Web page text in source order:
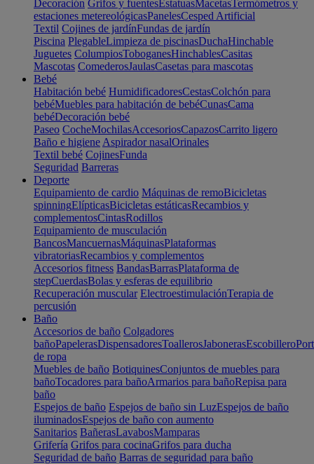
Decoración Grifos y fuentesEstatuasMacetasTermómetros y
estaciones metereológicasPanelesCesped Artificial
Textil Cojines de jardínFundas de jardín
Piscina PlegableLimpieza de piscinasDuchaHinchable
Juguetes ColumpiosToboganesHinchablesCasitas
Mascotas ComederosJaulasCasetas para mascotas
Bebé
Habitación bebé HumidificadoresCestasColchón para
bebéMuebles para habitación de bebéCunasCama
bebéDecoración bebé
Paseo CocheMochilasAccesoriosCapazosCarrito ligero
Baño e higiene Aspirador nasalOrinales
Textil bebé CojinesFunda
Seguridad Barreras
Deporte
Equipamiento de cardio Máquinas de remoBicicletas
spinningElípticasBicicletas estáticasRecambios y
complementosCintasRodillos
Equipamiento de musculación
BancosMancuernasMáquinasPlataformas
vibratoriasRecambios y complementos
Accesorios fitness BandasBarrasPlataforma de
stepCuerdasBolas y esferas de equilibrio
Recuperación muscular ElectroestimulaciónTerapia de
percusión
Baño
Accesorios de baño Colgadores
bañoPapelerasDispensadoresToallerosJabonerasEscobillero
de ropa
Muebles de baño BotiquinesConjuntos de muebles para
bañoTocadores para bañoArmarios para bañoRepisa para
baño
Espejos de baño Espejos de baño sin LuzEspejos de baño
iluminadosEspejos de baño con aumento
Sanitarios BañerasLavabosMamparas
Grifería Grifos para cocinaGrifos para ducha
Seguridad de baño Barras de seguridad para baño